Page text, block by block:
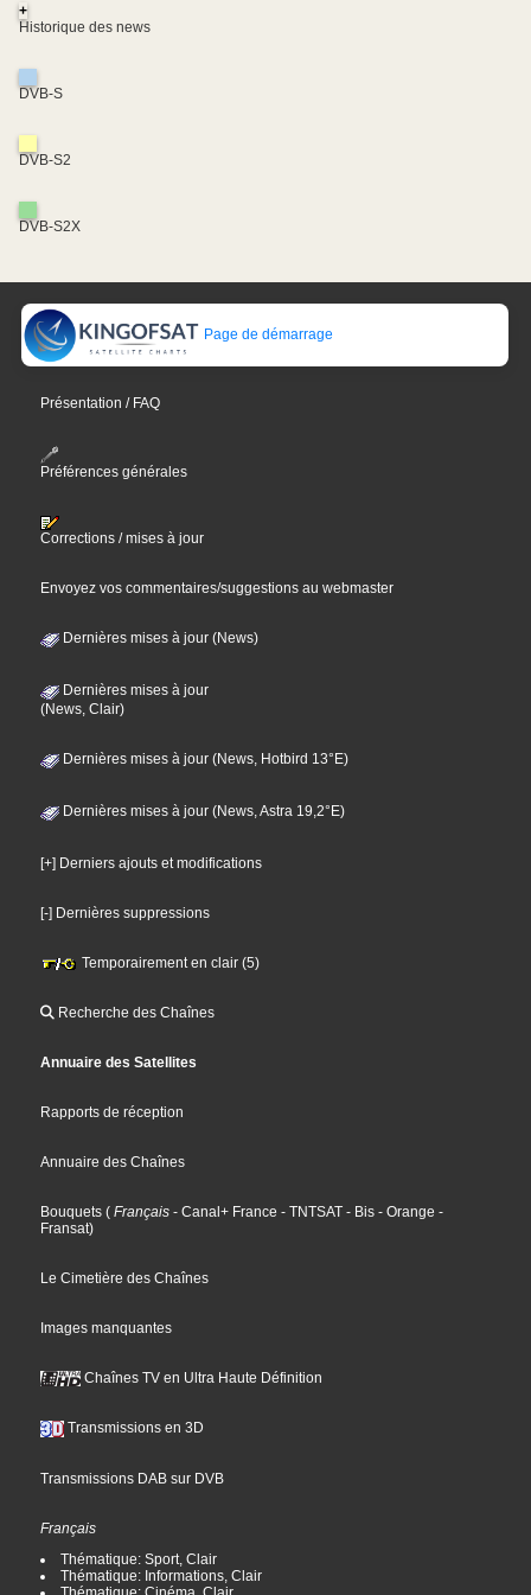
+
Historique des news
DVB-S
DVB-S2
DVB-S2X
Page de démarrage
Présentation / FAQ
Préférences générales
Corrections / mises à jour
Envoyez vos commentaires/suggestions au webmaster
Dernières mises à jour (News)
Dernières mises à jour
(News, Clair)
Dernières mises à jour (News, Hotbird 13°E)
Dernières mises à jour (News, Astra 19,2°E)
[+] Derniers ajouts et modifications
[-] Dernières suppressions
Temporairement en clair (5)
Recherche des Chaînes
Annuaire des Satellites
Rapports de réception
Annuaire des Chaînes
Bouquets ( Français - Canal+ France - TNTSAT - Bis - Orange -
Fransat)
Le Cimetière des Chaînes
Images manquantes
Chaînes TV en Ultra Haute Définition
Transmissions en 3D
Transmissions DAB sur DVB
Français
Thématique: Sport, Clair
Thématique: Informations, Clair